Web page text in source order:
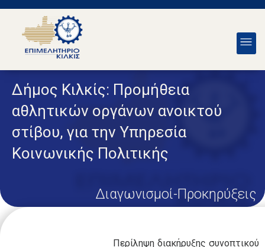
Δήμος Κιλκίς: Προμήθεια
αθλητικών οργάνων ανοικτού
στίβου, για την Υπηρεσία
Κοινωνικής Πολιτικής
Διαγωνισμοί-Προκηρύξεις
Περίληψη διακήρυξης συνοπτικού